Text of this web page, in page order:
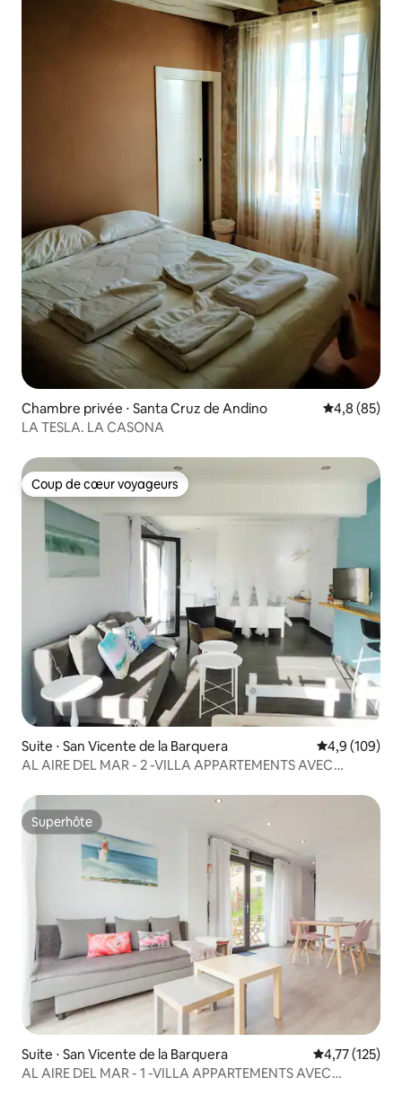
Chambre privée ⋅ Santa Cruz de Andino Évaluation
4,8 (85)
LA TESLA. LA CASONA
Coup de cœur voyageurs
Coup de cœur voyageurs
Suite ⋅ San Vicente de la Barquera Évaluation
4,9 (109)
AL AIRE DEL MAR - 2 -VILLA APPARTEMENTS AVEC
Superhôte
Superhôte
Suite ⋅ San Vicente de la Barquera Évaluation
4,77 (125)
AL AIRE DEL MAR - 1 -VILLA APPARTEMENTS AVEC